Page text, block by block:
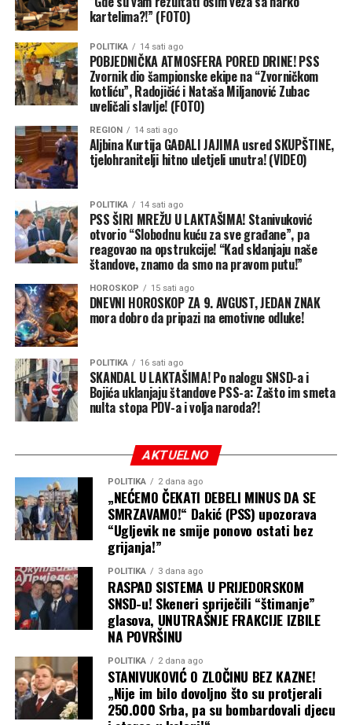
– Situacija u Ukrajini nije jednostavna. Sinoć je bio još
jedan napad projektilima. Balistički projektili su napadali
našu infrastrukturu. To su bili mlazni dronovi, za cilj su
imali energetska postrojenja, železničku mrežu. Vozovi
su kasnili širom naše zemlje. Društvena preduzeća su bila
na meti. Vatrogasci i timovi za hitne reakcije su i dalje na
terenu, rade. Video sam jutros izveštaje. Granatiranje
bilo u svim zajednicama na liniji fronta tragično.
Trinaest ljudi je ubijeno u napadima na Ukrajinu u
protekla 24 sata, samo od devet sati juče ujutru do devet
sati jutros. Zaista je to užasna tragedija ruske agresije
protiv nezavisne Ukrajine – rekao je Zelenski.
On je uputio saučešće porodicama poginulih i istakao da
je Ukrajina, kako je naveo, gotovo svakog dana i svake
noći, u petoj godini rata, primorana da izdržava
posljedice sukoba.
kartelima?!” (FOTO)
POLITIKA 14 sati ago
POBJEDNIČKA ATMOSFERA PORED DRINE! PSS
Zvornik dio šampionske ekipe na “Zvorničkom
kotliću”, Radojičić i Nataša Miljanović Zubac
uveličali slavlje! (FOTO)
REGION 14 sati ago
Aljbina Kurtija GAĐALI JAJIMA usred SKUPŠTINE,
tjelohranitelji hitno uletjeli unutra! (VIDEO)
POLITIKA 14 sati ago
PSS ŠIRI MREŽU U LAKTAŠIMA! Stanivuković
otvorio “Slobodnu kuću za sve građane”, pa
reagovao na opstrukcije! “Kad sklanjaju naše
štandove, znamo da smo na pravom putu!”
HOROSKOP 15 sati ago
DNEVNI HOROSKOP ZA 9. AVGUST, JEDAN ZNAK
mora dobro da pripazi na emotivne odluke!
POLITIKA 16 sati ago
SKANDAL U LAKTAŠIMA! Po nalogu SNSD-a i
Bojića uklanjaju štandove PSS-a: Zašto im smeta
nulta stopa PDV-a i volja naroda?!
AKTUELNO
POLITIKA 2 dana ago
„NEĆEMO ČEKATI DEBELI MINUS DA SE
SMRZAVAMO!“ Dakić (PSS) upozorava
“Ugljevik ne smije ponovo ostati bez
grijanja!”
POLITIKA 3 dana ago
RASPAD SISTEMA U PRIJEDORSKOM
SNSD-u! Skeneri spriječili “štimanje”
glasova, UNUTRAŠNJE FRAKCIJE IZBILE
NA POVRŠINU
POLITIKA 2 dana ago
STANIVUKOVIĆ O ZLOČINU BEZ KAZNE!
„Nije im bilo dovoljno što su protjerali
250.000 Srba, pa su bombardovali djecu